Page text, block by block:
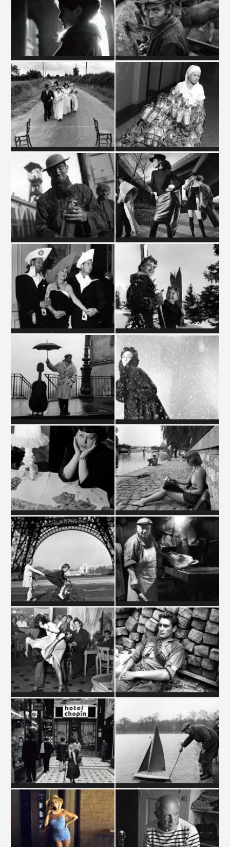
JEUNES FILLES L'AUVERGNE
MÉDECINE
MINEURS MODE
MONTAGNE
MUSIQUE - MAURICE BAQUET
OCCULTISME PARIS - LA SEINE
PARIS - LA TOUR EIFFEL PARIS - LES HALLES
PARIS - SAINT GERMAIN DES
PRÉS
PARIS - PASSAGES ET
GALERIES
PAYS ÉTRANGERS -
ANGLETERRE